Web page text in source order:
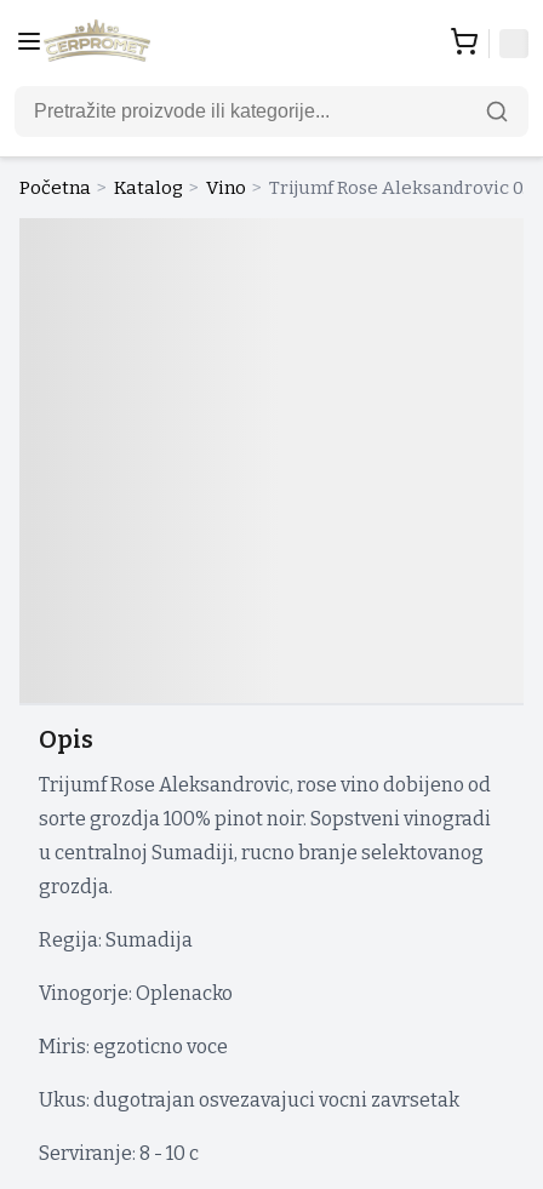
Početna > Katalog > Vino > Trijumf Rose Aleksandrovic
Opis
Trijumf Rose Aleksandrovic, rose vino dobijeno od
sorte grozdja 100% pinot noir. Sopstveni vinogradi
u centralnoj Sumadiji, rucno branje selektovanog
grozdja.
Regija: Sumadija
Vinogorje: Oplenacko
Miris: egzoticno voce
Ukus: dugotrajan osvezavajuci vocni zavrsetak
Serviranje: 8 - 10 c